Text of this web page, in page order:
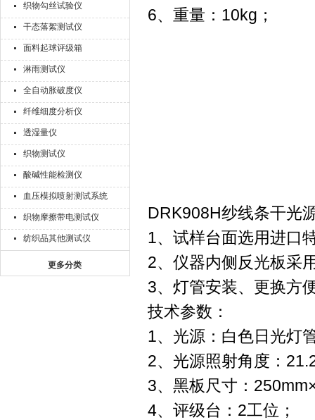
织物勾丝试验仪
干态落絮测试仪
面料起球评级箱
淋雨测试仪
全自动胀破度仪
纤维细度分析仪
透湿量仪
织物测试仪
酸碱性能检测仪
血压模拟喷射测试系统
织物摩擦带电测试仪
纺织品其他测试仪
更多分类
6、重量：10kg；
DRK908H纱线条干光
1、试样台面选用进口
2、仪器内侧反光板采
3、灯管安装、更换方
技术参数：
1、光源：白色日光灯
2、光源照射角度：
3、黑板尺寸：
4、评级台：2工位；